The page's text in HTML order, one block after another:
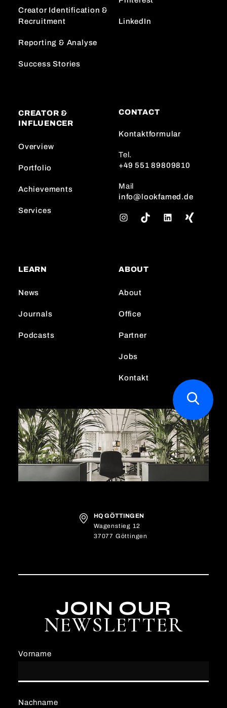
Creator Identification &
Recruitment
Reporting & Analyse
Success Stories
LinkedIn
CREATOR &
INFLUENCER
Overview
Portfolio
Achievements
Services
CONTACT
Kontaktformular
Tel.
+49 551 89809810
Mail
info@lookfamed.de
g
a
LEARN
News
Journals
Podcasts
ABOUT
About
Office
Partner
Jobs
Kontakt
HQ GÖTTINGEN
Wagenstieg 12
37077 Göttingen
JOIN OUR
NEWSLETTER
Vorname
Nachname